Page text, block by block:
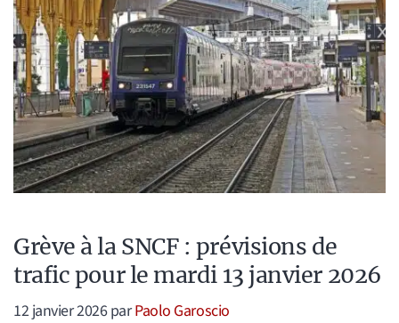
Grève à la SNCF : prévisions de
trafic pour le mardi 13 janvier 2026
12 janvier 2026parPaolo Garoscio